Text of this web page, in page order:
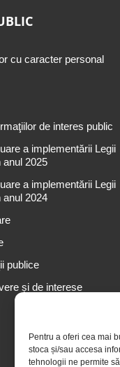
Pentru a oferi cea mai
stoca și/sau accesa
tehnologii ne permite
cu caracter personal
de interes public
a implementării Legii
anul 2025
a implementării Legii
anul 2024
publice
și de interese